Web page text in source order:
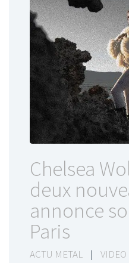
Chelsea
deux
annonce
Paris
ACTU METAL | VIDEO